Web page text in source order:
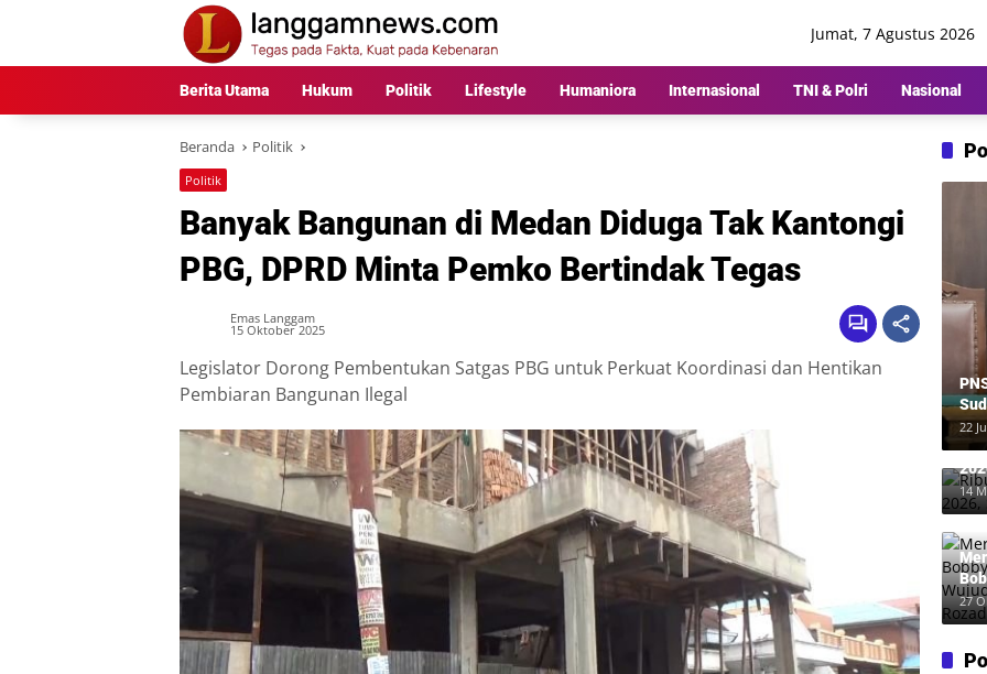
Jumat, 7 Agustus 2026
Berita Utama Hukum Politik Lifestyle Humaniora Internasional TNI & Polri Nasional
Beranda Politik
Politik
Banyak Bangunan di Medan Diduga Tak Kantongi
PBG, DPRD Minta Pemko Bertindak Tegas
Emas Langgam
15 Oktober 2025
Legislator Dorong Pembentukan Satgas PBG untuk Perkuat Koordinasi dan Hentikan
Pembiaran Bangunan Ilegal
22
14
27